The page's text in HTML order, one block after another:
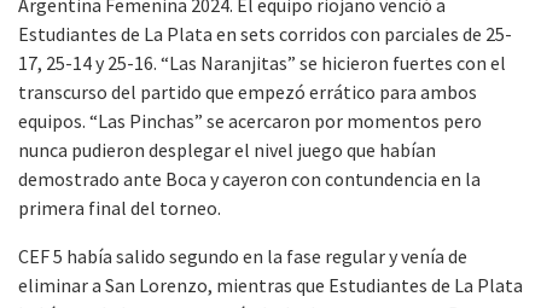
Estudiantes de La Plata en sets corridos con parciales de 25-
17, 25-14 y 25-16. “Las Naranjitas” se hicieron fuertes con el
transcurso del partido que empezó errático para ambos
equipos. “Las Pinchas” se acercaron por momentos pero
nunca pudieron desplegar el nivel juego que habían
demostrado ante Boca y cayeron con contundencia en la
primera final del torneo.
CEF 5 había salido segundo en la fase regular y venía de
eliminar a San Lorenzo, mientras que Estudiantes de La Plata